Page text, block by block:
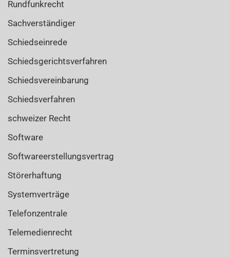
Rundfunkrecht
Sachverständiger
Schiedseinrede
Schiedsgerichtsverfahren
Schiedsvereinbarung
Schiedsverfahren
schweizer Recht
Software
Softwareerstellungsvertrag
Störerhaftung
Systemverträge
Telefonzentrale
Telemedienrecht
Terminsvertretung